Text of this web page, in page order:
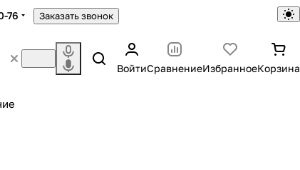
76 Заказать звонок
ВойтиСравнениеИзбранноеКорзина